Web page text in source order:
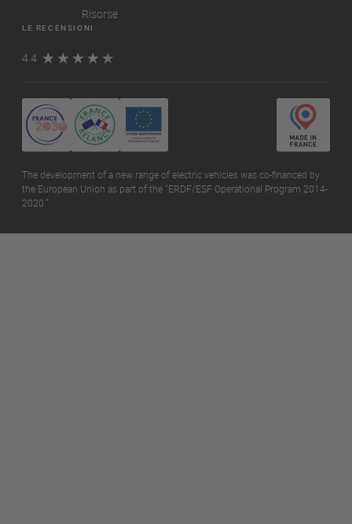
Risorse
LE RECENSIONI
4.4
The development of a new range of electric vehicles was co-financed by
the European Union as part of the “ERDF/ESF Operational Program 2014-
2020.”